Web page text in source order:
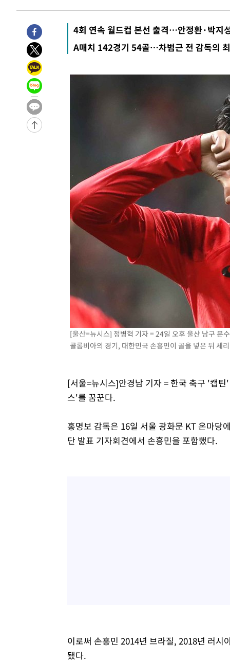
4회 연속 월드컵 본선 출격…안정환·박지
A매치 142경기 54골…차범근 전 감독의
[울산=뉴시스] 정병혁 기자 = 24일 오후 울산 남구 문
콜롬비아의 경기, 대한민국 손흥민이 골을 넣은 뒤
[서울=뉴시스]안경남 기자 = 한국 축구 '캡
스'를 꿈꾼다.
홍명보 감독은 16일 서울 광화문 KT 온마당
단 발표 기자회견에서 손흥민을 포함했다.
이로써 손흥민 2014년 브라질, 2018년 러시
됐다.